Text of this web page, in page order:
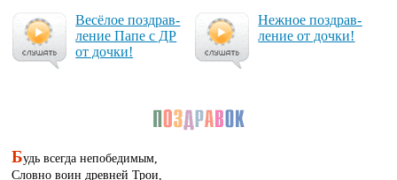
Ве­сё­лое поз­драв­
ле­ние Па­пе с ДР
от доч­ки!
Неж­ное поз­драв­
ле­ние от доч­ки!
Будь всегда непобедимым,
Словно воин древней Трои,